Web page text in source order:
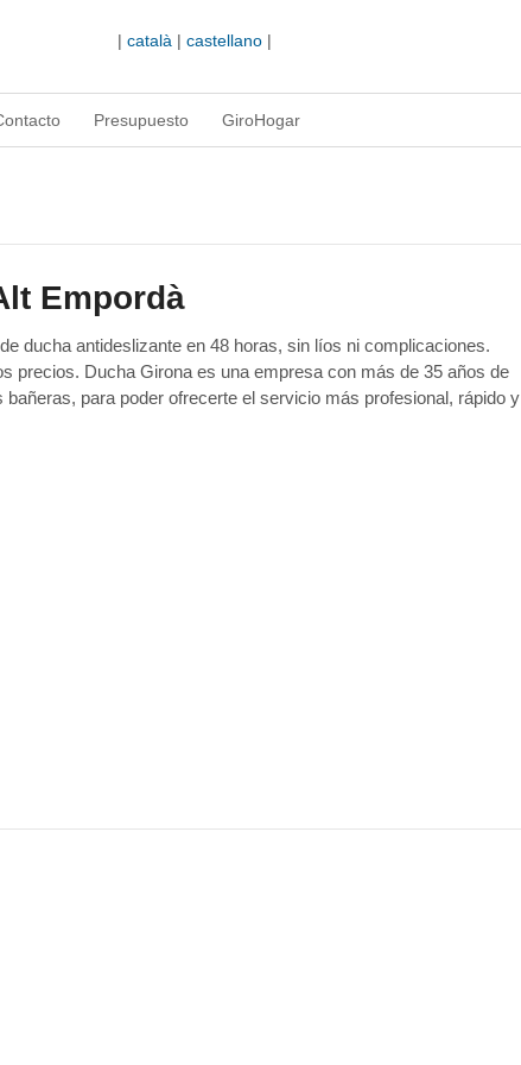
|català |castellano |
Presupuesto GiroHogar
Empordà
ducha antideslizante en 48 horas, sin líos ni complicaciones.
precios. Ducha Girona es una empresa con más de 35 años de
para poder ofrecerte el servicio más profesional, rápido y